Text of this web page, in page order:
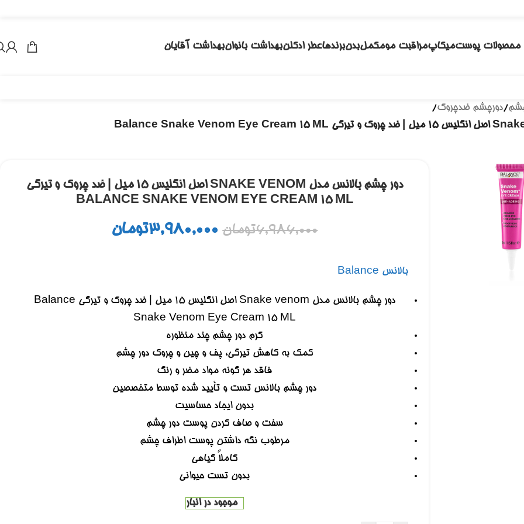
محصولات پوستمیکاپمراقبت مومکملبدنبرندهاعطر ادکلنبهداشت بانوانبهداشت آقایان
/دورچشم ضدچروک/
دور چشم بالانس مدل SNAKE VENOM اصل انگلیس ۱۵ میل | ضد چروک و تیرگی
BALANCE SNAKE VENOM EYE CREAM 15 ML
6,986,000تومان 3,980,000تومان
بالانس Balance
دور چشم بالانس مدل Snake venom اصل انگلیس ۱۵ میل | ضد چروک و تیرگی Balance
Snake Venom Eye Cream 15 ML
کرم دور چشم چند منظوره
کمک به کاهش تیرگی، پف و چین و چروک دور چشم
فاقد هر گونه مواد مضر و رنگ
دور چشم بالانس تست و تأیید شده توسط متخصصین
بدون ایجاد حساسیت
سفت و صاف کردن پوست دور چشم
مرطوب نگه داشتن پوست اطراف چشم
کاملاً گیاهی
بدون تست حیوانی
موجود در انبار